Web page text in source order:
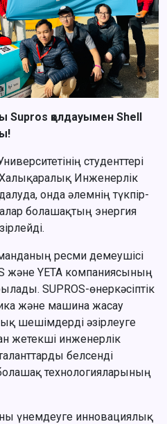
Supros қолдауымен Shell
студенттері
Инженерлік
онда әлемнің түкпір-
болашақтың энергия
ресми демеушісі
және YETA компаниясының
SUPROS-өнеркәсіптік
және машина жасау
шешімдерді әзірлеуге
жетекші инженерлік
белсенді
технологияларының
үнемдеуге инновациялық